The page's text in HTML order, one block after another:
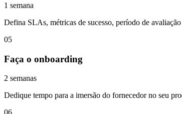
1 semana
Defina SLAs, métricas de sucesso, período de
05
Faça o onboarding
2 semanas
Dedique tempo para a imersão do fornecedor no seu